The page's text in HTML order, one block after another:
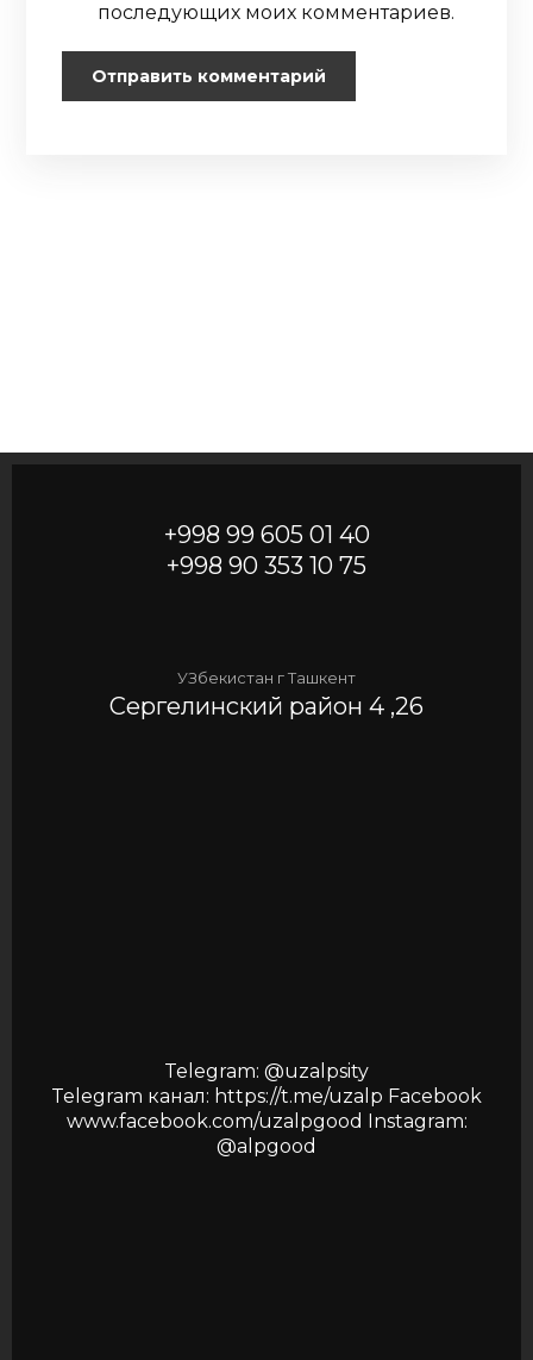
последующих моих комментариев.
Отправить комментарий
+998 99 605 01 40
+998 90 353 10 75
УЗбекистан г Ташкент
Сергелинский район 4 ,26
Telegram: @uzalpsity
Telegram канал: https://t.me/uzalp Facebook
www.facebook.com/uzalpgood Instagram:
@alpgood